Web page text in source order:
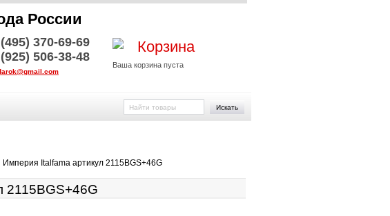
России
370-69-69
506-38-48
Корзина
Ваша корзина пуста
Искать
Italfama артикул 2115BGS+46G
2115BGS+46G